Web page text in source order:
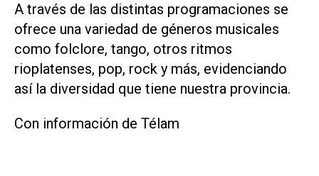
A través de las distintas programaciones se
ofrece una variedad de géneros musicales
como folclore, tango, otros ritmos
rioplatenses, pop, rock y más, evidenciando
así la diversidad que tiene nuestra provincia.
Con información de Télam